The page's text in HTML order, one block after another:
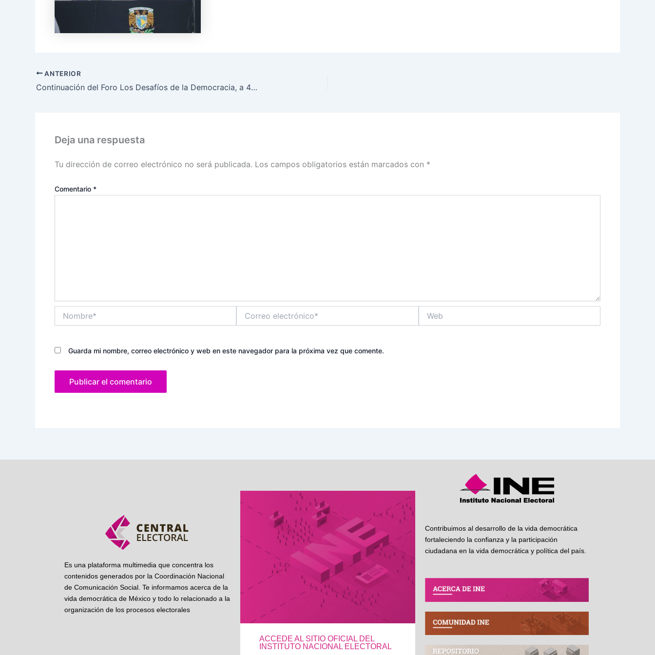
ANTERIOR
Continuación del Foro Los Desafíos de la Democracia, a 45 años de la Reforma Política de 1977
Deja una respuesta
Tu dirección de correo electrónico no será publicada. Los campos obligatorios están marcados con *
Comentario *
electrónico*
Guarda mi nombre, correo electrónico y web en este navegador para la próxima vez que comente.
Es una plataforma multimedia que concentra los
contenidos generados por la Coordinación Nacional
de Comunicación Social. Te informamos acerca de la
vida democrática de México y todo lo relacionado a la
organización de los procesos electorales
ACCEDE AL SITIO OFICIAL DEL
INSTITUTO NACIONAL ELECTORAL
Contribuimos al desarrollo de la vida democrática
fortaleciendo la confianza y la participación
ciudadana en la vida democrática y política del país.